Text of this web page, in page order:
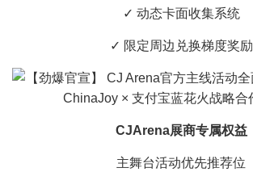
✓ 动态卡面收集系统
✓ 限定周边兑换梯度奖励
CJArena展商专属权益
主舞台活动优先推荐位